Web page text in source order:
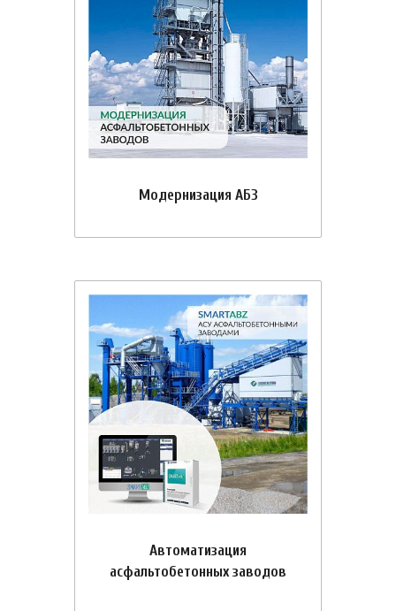
Модернизация АБЗ
Автоматизация
асфальтобетонных заводов